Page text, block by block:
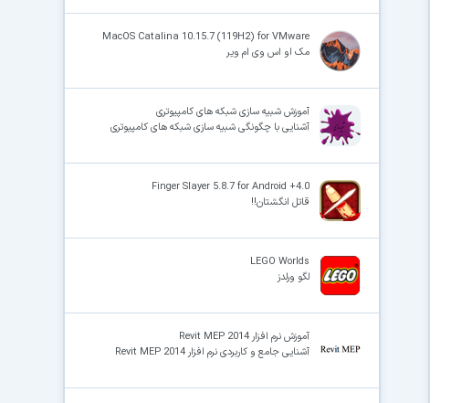
MacOS Catalina 10.15.7 (119H2) for VMware
مک او اس وی ام ویر
آموزش شبیه سازی شبکه های کامپیوتری
آشنایی با چگونگی شبیه سازی شبکه های کامپیوتری
Finger Slayer 5.8.7 for Android +4.0
قاتل انگشتان!!
LEGO Worlds
لگو ورلدز
آموزش نرم افزار Revit MEP 2014
آشنایی جامع و کاربردی نرم افزار Revit MEP 2014